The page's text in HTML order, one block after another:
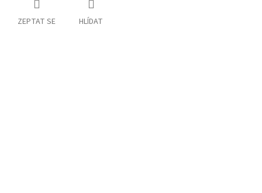
ZEPTAT SE HLÍDAT